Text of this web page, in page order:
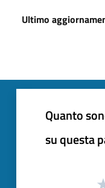
Ultimo
Quanto
su questa